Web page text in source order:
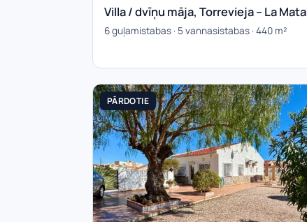
Villa / dvīņu māja, Torrevieja – La Mata
6 guļamistabas · 5 vannasistabas · 440 m²
PĀRDOTIE